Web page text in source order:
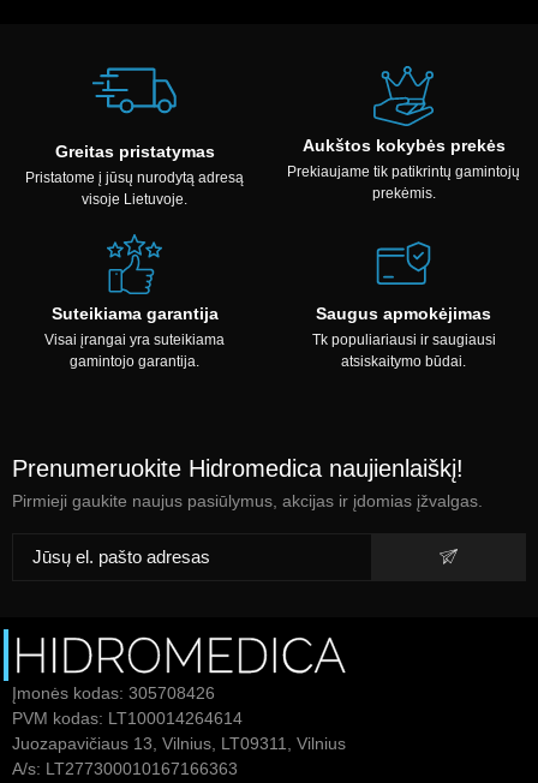
Greitas pristatymas
Pristatome į jūsų nurodytą adresą
visoje Lietuvoje.
Aukštos kokybės prekės
Prekiaujame tik patikrintų gamintojų
prekėmis.
Suteikiama garantija
Visai įrangai yra suteikiama
gamintojo garantija.
Saugus apmokėjimas
Tk populiariausi ir saugiausi
atsiskaitymo būdai.
Prenumeruokite Hidromedica naujienlaiškį!
Pirmieji gaukite naujus pasiūlymus, akcijas ir įdomias įžvalgas.
Įmonės kodas: 305708426
PVM kodas: LT100014264614
Juozapavičiaus 13, Vilnius, LT09311, Vilnius
A/s: LT277300010167166363